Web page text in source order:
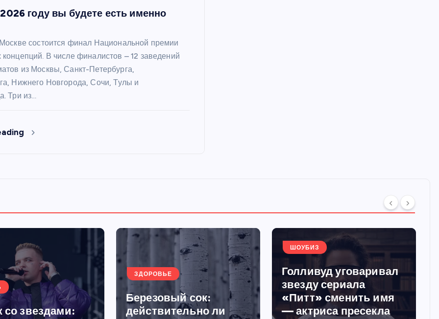
году вы будете есть именно
состоится финал Национальной премии
концепций. В числе финалистов – 12 заведений
из Москвы, Санкт-Петербурга,
Нижнего Новгорода, Сочи, Тулы и
Три из…
со звездами:
ЗДОРОВЬЕ
Березовый сок:
действительно ли
ШОУБИЗ
Голливуд уговаривал
звезду сериала
«Питт» сменить имя
— актриса пресекла